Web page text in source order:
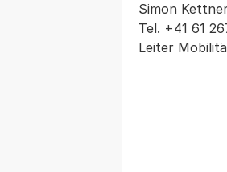
Simon
Tel. +41 61